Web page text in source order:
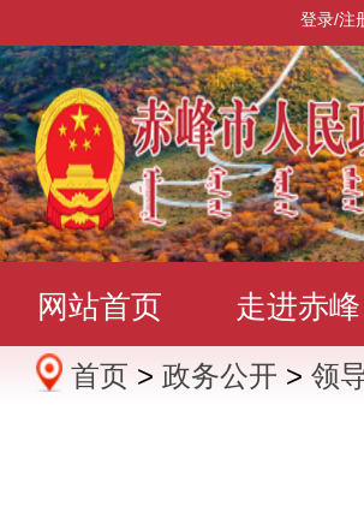
登录/注
网站首页 走进赤峰
办事服务 政民互动
首页 > 政务公开 > 领